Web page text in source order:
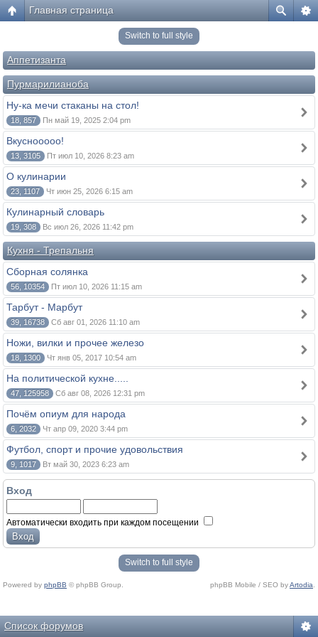
Главная страница
Switch to full style
Аппетизанта
Пурмарилианоба
Ну-ка мечи стаканы на стол!
18, 857 Пн май 19, 2025 2:04 pm
Вкуснооооо!
13, 3105 Пт июл 10, 2026 8:23 am
О кулинарии
23, 1107 Чт июн 25, 2026 6:15 am
Кулинарный словарь
19, 308 Вс июл 26, 2026 11:42 pm
Кухня - Трепальня
Сборная солянка
56, 10354 Пт июл 10, 2026 11:15 am
Тарбут - Марбут
39, 16738 Сб авг 01, 2026 11:10 am
Ножи, вилки и прочее железо
18, 1300 Чт янв 05, 2017 10:54 am
На политической кухне.....
47, 125958 Сб авг 08, 2026 12:31 pm
Почём опиум для народа
6, 2032 Чт апр 09, 2020 3:44 pm
Футбол, спорт и прочие удовольствия
9, 1017 Вт май 30, 2023 6:23 am
Вход
Автоматически входить при каждом посещении
Switch to full style
Powered by phpBB © phpBB Group. phpBB Mobile / SEO byArtodia
Список форумов